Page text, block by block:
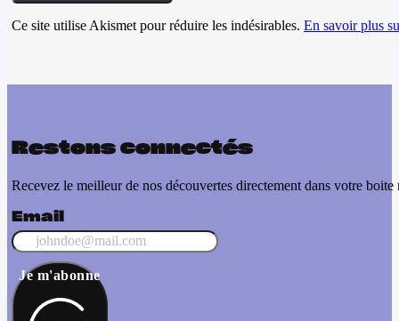
Ce site utilise Akismet pour réduire les indésirables. En savoir plus
Restons connectés
Recevez le meilleur de nos découvertes directement dans votre boite
Email
Je m'abonne